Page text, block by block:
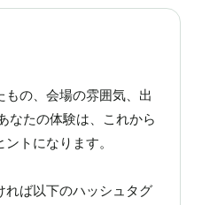
の、会場の雰囲気、出
なたの体験は、これから
トになります。
れば以下のハッシュタグ